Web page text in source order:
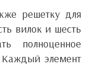
решетку для
вилок и шесть
полноценное
элемент